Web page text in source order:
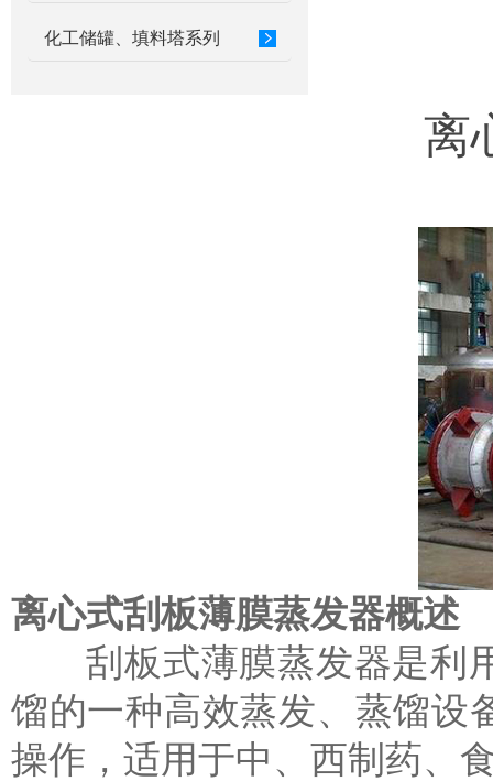
化工储罐、填料塔系列
离
离心式刮板薄膜蒸发器概述
刮板式薄膜蒸发器是利用
馏的一种高效蒸发、蒸馏设
操作，适用于中、西制药、